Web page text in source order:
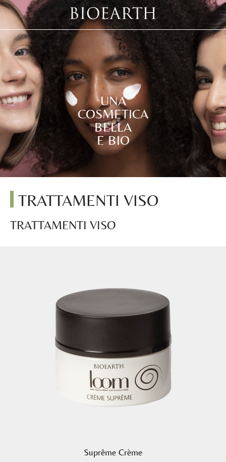
UNA
COSMETICA
BELLA
E BIO
TRATTAMENTI VISO
TRATTAMENTI VISO
Suprême Crème